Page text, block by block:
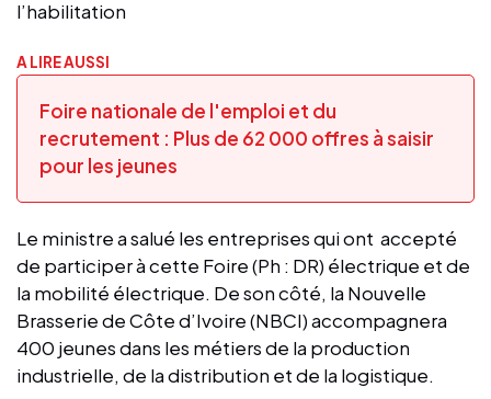
l’habilitation
A LIRE AUSSI
Foire nationale de l'emploi et du
recrutement : Plus de 62 000 offres à saisir
pour les jeunes
Le ministre a salué les entreprises qui ont accepté
de participer à cette Foire (Ph : DR) électrique et de
la mobilité électrique. De son côté, la Nouvelle
Brasserie de Côte d’Ivoire (NBCI) accompagnera
400 jeunes dans les métiers de la production
industrielle, de la distribution et de la logistique.